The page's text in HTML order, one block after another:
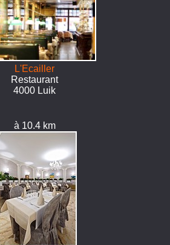
L'Ecailler
Restaurant
4000 Luik
à 10.4 km